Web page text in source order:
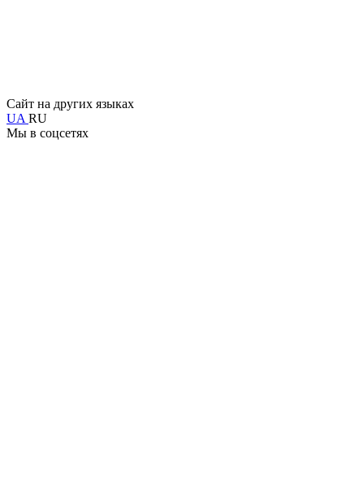
Сайт на других языках
UA RU
Мы в соцсетях